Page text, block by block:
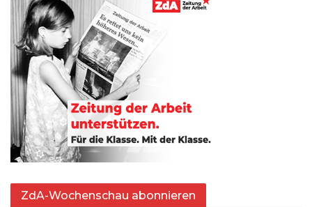
ZdA-Wochenschau abonnieren